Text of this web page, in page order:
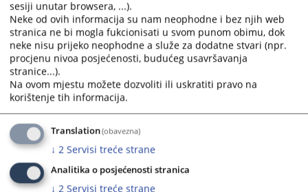
sesiji unutar browsera, ...).
Neke od ovih informacija su nam neophodne i bez njih web
stranica ne bi mogla fukcionisati u svom punom obimu, dok
neke nisu prijeko neophodne a služe za dodatne stvari (npr.
procjenu nivoa posjećenosti, budućeg usavršavanja
stranice...).
Na ovom mjestu možete dozvoliti ili uskratiti pravo na
korištenje tih informacija.
Translation(obavezna)
↓ 2 Servisi treće strane
Analitika o posjećenosti stranica
↓ 2 Servisi treće strane